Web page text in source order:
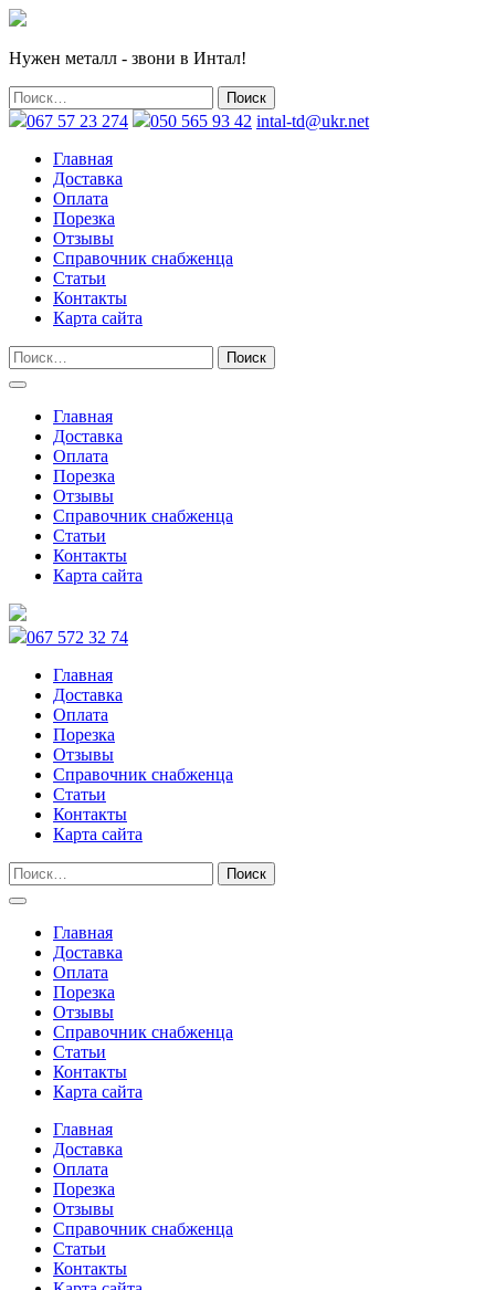
Нужен металл - звони в Интал!
067 57 23 274 050 565 93 42 intal-td@ukr.net
Главная
Доставка
Оплата
Порезка
Отзывы
Справочник снабженца
Статьи
Контакты
Карта сайта
Главная
Доставка
Оплата
Порезка
Отзывы
Справочник снабженца
Статьи
Контакты
Карта сайта
067 572 32 74
Главная
Доставка
Оплата
Порезка
Отзывы
Справочник снабженца
Статьи
Контакты
Карта сайта
Главная
Доставка
Оплата
Порезка
Отзывы
Справочник снабженца
Статьи
Контакты
Карта сайта
Главная
Доставка
Оплата
Порезка
Отзывы
Справочник снабженца
Статьи
Контакты